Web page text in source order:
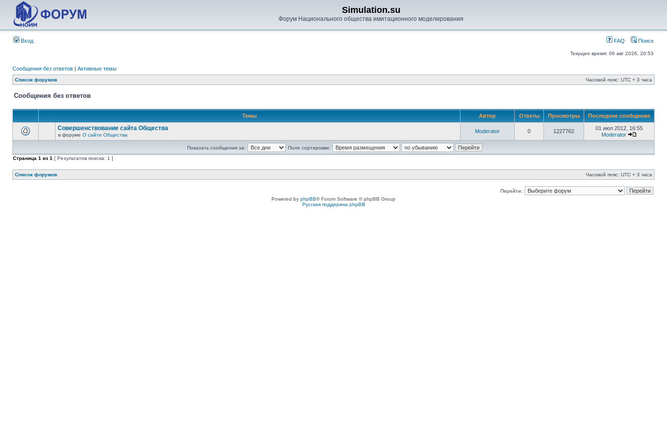
Simulation.su
Форум Национального общества имитационного моделирования
Вход FAQ Поиск
Текущее время: 06 авг 2026, 20:53
Сообщения без ответов | Активные темы
Список форумов Часовой пояс: UTC + 3 часа
Сообщения без ответов
Темы Автор Ответы Просмотры Последнее сообщение
Совершенствование сайта Общества
в форуме О сайте Общества
Moderator 0 1227762
01 июл 2012, 16:55
Moderator
Показать сообщения за:
Поле сортировки:
Страница 1 из 1 [ Результатов поиска: 1 ]
Список форумов Часовой пояс: UTC + 3 часа
Перейти:
Powered by phpBB® Forum Software © phpBB Group
Русская поддержка phpBB